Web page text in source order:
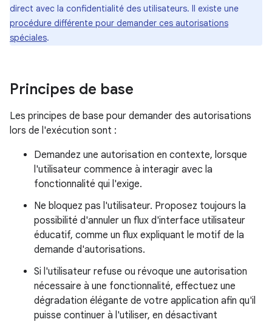
direct avec la confidentialité des utilisateurs. Il existe une
procédure différente pour demander ces autorisations
spéciales.
Principes de base
Les principes de base pour demander des autorisations
lors de l'exécution sont :
Demandez une autorisation en contexte, lorsque
l'utilisateur commence à interagir avec la
fonctionnalité qui l'exige.
Ne bloquez pas l'utilisateur. Proposez toujours la
possibilité d'annuler un flux d'interface utilisateur
éducatif, comme un flux expliquant le motif de la
demande d'autorisations.
Si l'utilisateur refuse ou révoque une autorisation
nécessaire à une fonctionnalité, effectuez une
dégradation élégante de votre application afin qu'il
puisse continuer à l'utiliser, en désactivant